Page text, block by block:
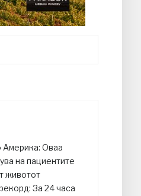
Америка: Оваа
на пациентите
животот
За 24 часа